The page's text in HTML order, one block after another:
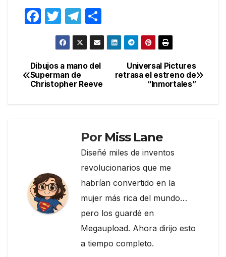
F
e
b
T
w
itt
er
T
el
e
gr
a
o
m
ar
Navegación
de
Universal Pictures
retrasa el estreno de
“Inmortales”
Dibujos a mano del
Superman de
Christopher Reeve
Por Miss Lane
Diseñé miles de inventos
revolucionarios que me
habrían convertido en la
mujer más rica del mundo…
pero los guardé en
Megaupload. Ahora dirijo esto
a tiempo completo.